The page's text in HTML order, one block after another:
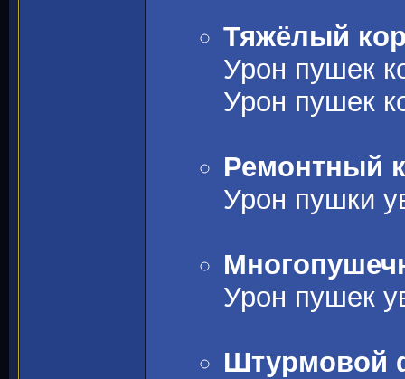
Тяжёлый
Урон пушек
Урон пушек
Ремонтный
Урон пушки
Урон пушек
Штурмовой